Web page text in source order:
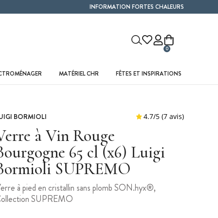
INFORMATION FORTES CHALEURS
0
MATÉRIEL CHR FÊTES ET INSPIRATIONS
BORMIOLI
à Vin Rouge
65 cl (x6) Luigi
SUPREMO
à pied en cristallin sans plomb SON.hyx®,
SUPREMO